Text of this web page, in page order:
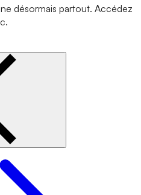
désormais partout. Accédez